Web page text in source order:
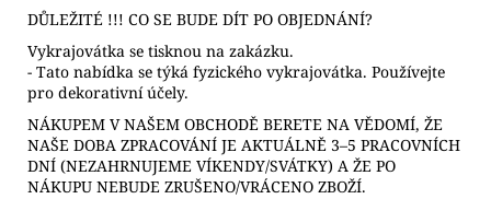
DŮLEŽITÉ !!! CO SE BUDE DÍT PO OBJEDNÁNÍ?
Vykrajovátka se tisknou na zakázku.
- Tato nabídka se týká fyzického vykrajovátka. Používejte
pro dekorativní účely.
NÁKUPEM V NAŠEM OBCHODĚ BERETE NA VĚDOMÍ, ŽE
NAŠE DOBA ZPRACOVÁNÍ JE AKTUÁLNĚ 3–5 PRACOVNÍCH
DNÍ (NEZAHRNUJEME VÍKENDY/SVÁTKY) A ŽE PO
NÁKUPU NEBUDE ZRUŠENO/VRÁCENO ZBOŽÍ.